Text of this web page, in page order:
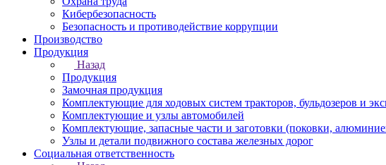
Кибербезопасность
Безопасность и противодействие коррупции
Производство
Продукция
Назад
Продукция
Замочная продукция
Комплектующие для ходовых систем тракторов, бульдозеров и
Комплектующие и узлы автомобилей
Комплектующие, запасные части и заготовки (поковки,
Узлы и детали подвижного состава железных дорог
Социальная ответственность